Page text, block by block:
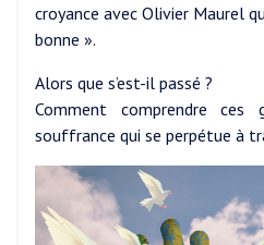
croyance avec Olivier Maurel
bonne ».
Alors que s’est-il passé ?
Comment comprendre
souffrance qui se perpétue à